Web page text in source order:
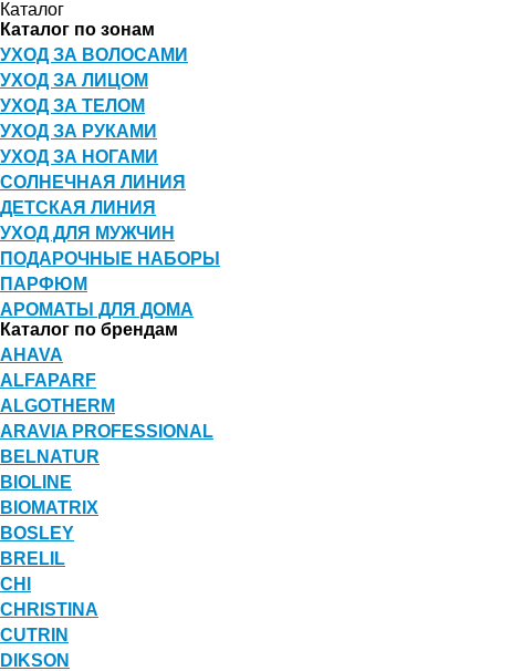
Каталог
Каталог по зонам
УХОД ЗА ВОЛОСАМИ
УХОД ЗА ЛИЦОМ
УХОД ЗА ТЕЛОМ
УХОД ЗА РУКАМИ
УХОД ЗА НОГАМИ
СОЛНЕЧНАЯ ЛИНИЯ
ДЕТСКАЯ ЛИНИЯ
УХОД ДЛЯ МУЖЧИН
ПОДАРОЧНЫЕ НАБОРЫ
ПАРФЮМ
АРОМАТЫ ДЛЯ ДОМА
Каталог по брендам
AHAVA
ALFAPARF
ALGOTHERM
ARAVIA PROFESSIONAL
BELNATUR
BIOLINE
BIOMATRIX
BOSLEY
BRELIL
CHI
CHRISTINA
CUTRIN
DIKSON